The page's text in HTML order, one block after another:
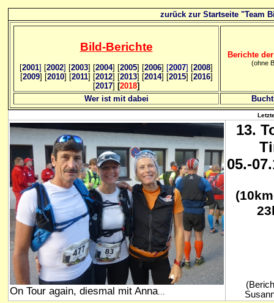
zurück zur Startseite "Team
Bild-Berichte
[2001] [2002] [2003] [2004] [2005] [2006] [2007] [2008]
[2009] [2010] [2011] [2012] [2013] [2014] [2015] [2016]
[2017] [2018]
Berichte
(ohne
Wer ist mit dabei
On Tour again, diesmal mit Anna...
13.
05.-